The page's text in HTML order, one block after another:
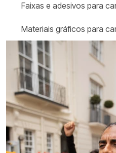
Faixas e adesivos para
Materiais gráficos para